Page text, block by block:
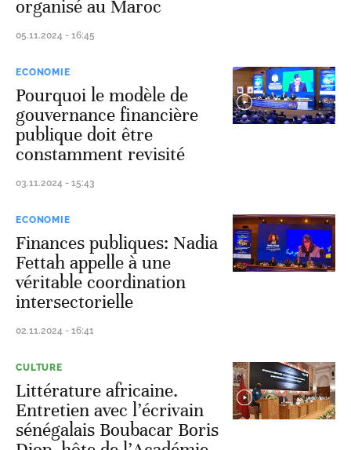
organisé au Maroc
05.11.2024 - 16:45
ECONOMIE
Pourquoi le modèle de
gouvernance financière
publique doit être
constamment revisité
03.11.2024 - 15:43
ECONOMIE
Finances publiques: Nadia
Fettah appelle à une
véritable coordination
intersectorielle
02.11.2024 - 16:41
CULTURE
Littérature africaine.
Entretien avec l’écrivain
sénégalais Boubacar Boris